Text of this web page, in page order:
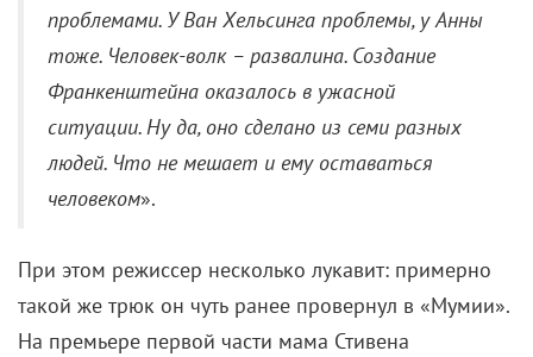
проблемами. У Ван Хельсинга проблемы, у Анны
тоже. Человек-волк – развалина. Создание
Франкенштейна оказалось в ужасной
ситуации. Ну да, оно сделано из семи разных
людей. Что не мешает и ему оставаться
человеком».
При этом режиссер несколько лукавит: примерно
такой же трюк он чуть ранее провернул в «Мумии».
На премьере первой части мама Стивена